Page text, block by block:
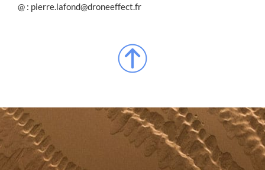
@ : pierre.lafond@droneeffect.fr